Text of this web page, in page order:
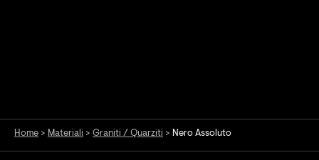
Home > Materiali > Graniti / Quarziti > Nero Assoluto